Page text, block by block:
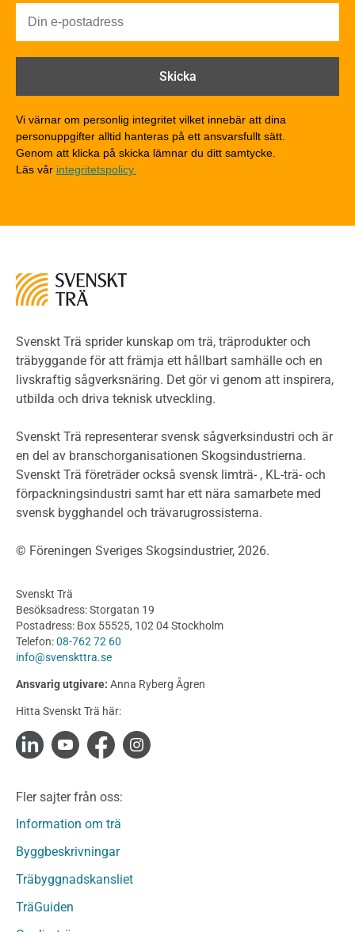
Brandförlopp i byggnader
Brandklasser för material och konstruktioner
Detaljlösningar
Träytors brandegenskaper
Tekniska byten med sprinkler
Riskvärdering i flervåningsbostadshus
Miljöeffekter
LCA
Miljödeklarationer och märkning
Termer och förkortningar
Planering
Klimatkalkylator hallar
Projektering av trähus - generellt
Byggsystem
Fasadsystem i skivmaterial
Bullerskärmar och andra utomhuskonstruktioner
Byggnation och utförande
Utförande
Produkter
Konstruktionsvirke
Konstruktionsvirke Behandlat
Konstruktionsvirke Fingerskarvat
Konstruktionsvirke Fingerskarvat Obehandlat
Limträ
Fanerträ
Fanerträ Obehandlat
Träpanel och Utvändig beklädnad Behandlat
Träpanel och utvändig beklädnad Obehandlat
Trägolv
Vi värnar om personlig integritet vilket innebär att dina
personuppgifter alltid hanteras på ett ansvarsfullt sätt.
Genom att klicka på skicka lämnar du ditt samtycke.
Läs vår integritetspolicy.
Svenskt Trä sprider kunskap om trä, träprodukter och
träbyggande för att främja ett hållbart samhälle och en
livskraftig sågverksnäring. Det gör vi genom att inspirera,
utbilda och driva teknisk utveckling.
Svenskt Trä representerar svensk sågverksindustri och är
en del av branschorganisationen Skogsindustrierna.
Svenskt Trä företräder också svensk limträ- , KL-trä- och
förpackningsindustri samt har ett nära samarbete med
svensk bygghandel och trävarugrossisterna.
© Föreningen Sveriges Skogsindustrier, 2026.
Svenskt Trä
Besöksadress: Storgatan 19
Postadress: Box 55525, 102 04 Stockholm
Telefon:08-762 72 60
info@svenskttra.se
Ansvarig utgivare: Anna Ryberg Ågren
Hitta Svenskt Trä här:
Fler sajter från oss:
Information om trä
Byggbeskrivningar
Träbyggnadskansliet
TräGuiden